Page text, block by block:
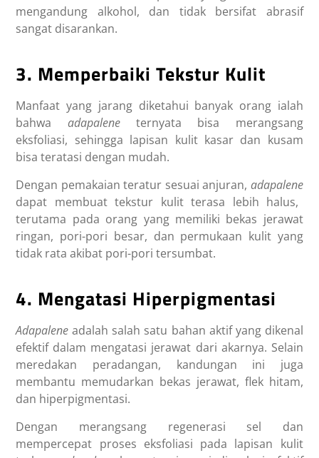
mengandung alkohol, dan tidak bersifat abrasif
sangat disarankan.
3. Memperbaiki Tekstur Kulit
Manfaat yang jarang diketahui banyak orang ialah
bahwa adapaleneternyata bisa merangsang
eksfoliasi, sehingga lapisan kulit kasar dan kusam
bisa teratasi dengan mudah.
Dengan pemakaian teratur sesuai anjuran, adapalene
dapat membuat tekstur kulit terasa lebih halus,
terutama pada orang yang memiliki bekas jerawat
ringan, pori-pori besar, dan permukaan kulit yang
tidak rata akibat pori-pori tersumbat.
4. Mengatasi Hiperpigmentasi
Adapalene adalah salah satu bahan aktif yang dikenal
efektif dalam mengatasi jerawat dari akarnya. Selain
meredakan peradangan, kandungan ini juga
membantu memudarkan bekas jerawat, flek hitam,
dan hiperpigmentasi.
Dengan merangsang regenerasi sel dan
mempercepat proses eksfoliasi pada lapisan kulit